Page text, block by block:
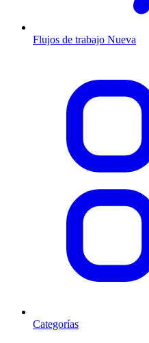
Flujos de trabajo Nueva
Categorías